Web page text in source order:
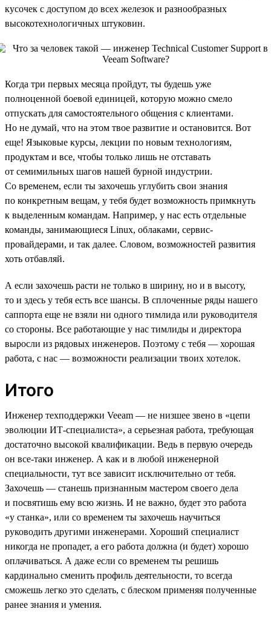
кусочек с доступом до всех железок и разнообразных
высокотехнологичных штуковин.
Когда три первых месяца пройдут, ты будешь уже
полноценной боевой единицей, которую можно смело
отпускать для самостоятельного общения с клиентами.
Но не думай, что на этом твое развитие и остановится. Вот
еще! Языковые курсы, лекции по новым технологиям,
продуктам и все, чтобы только лишь не отставать
от семимильных шагов нашей бурной индустрии.
Со временем, если ты захочешь углубить свои знания
по конкретным вещам, у тебя будет возможность примкнуть
к выделенным командам. Например, у нас есть отдельные
команды, занимающиеся Linux, облаками, сервис-
провайдерами, и так далее. Словом, возможностей развития
хоть отбавляй.
А если захочешь расти не только в ширину, но и в высоту,
то и здесь у тебя есть все шансы. В сплоченные ряды нашего
саппорта еще не взяли ни одного тимлида или руководителя
со стороны. Все работающие у нас тимлиды и директора
выросли из рядовых инженеров. Поэтому с тебя — хорошая
работа, с нас — возможности реализации твоих хотелок.
Итого
Инженер техподдержки Veeam — не низшее звено в «цепи
эволюции ИТ-специалиста», а серьезная работа, требующая
достаточно высокой квалификации. Ведь в первую очередь
он все-таки инженер. А как и в любой инженерной
специальности, тут все зависит исключительно от тебя.
Захочешь — станешь признанным мастером своего дела
и посвятишь ему всю жизнь. И не важно, будет это работа
«у станка», или со временем ты захочешь научиться
руководить другими инженерами. Хороший специалист
никогда не пропадет, а его работа должна (и будет) хорошо
оплачиваться. А даже если со временем ты решишь
кардинально сменить профиль деятельности, то всегда
сможешь легко это сделать, с блеском применяя полученные
ранее знания и умения.